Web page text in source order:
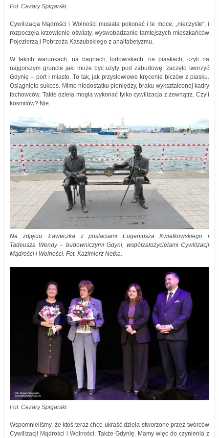
Fot. Cezary Spigarski.
Cywilizacja Mądrości i Wolności musiała pokonać i te moce, „nieczyste“, i
rozpoczęła krzewienie oświaty, wyswobadzanie tamtejszych mieszkańców
Pojezierza i Pobrzeża Kaszubskiego z analfabetyzmu.
W takich warunkach, na bagnach, torfowiskach, na piaskach, czyli na
najgorszym gruncie jaki może byc użyty pod zabudowę, zaczęto tworzyć
Gdynię – port i miasto. To tak, jak przysłowiowe kręcenie biczów z piasku.
Osiągnięto sukces. Mimo niedostatku pieniędzy, braku wykształconej kadry
fachowców. Takie dzieła mogła wykonać tylko cywilizacja z zewnątrz. Czyli
kosmitów? Nie.
Na zdjęciu: Ławeczka z postaciami Eugeniusza Kwiatkowskiego i
Tadeusza Wendy – budowniczymi Gdyni, współzałożycielami Cywilizacji
Mądrości i Wolności. Fot. Kazimierz Netka.
Fot. Cezary Spigarski.
Wspomnieliśmy, że ktoś teraz chce ukraść dzieła stworzone przez twórców
Cywilizacji Mądrości i Wolności. Także Gdynię. Mamy więc do czynienia z